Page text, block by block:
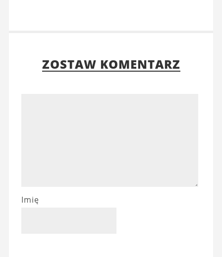
ZOSTAW KOMENTARZ
Imię